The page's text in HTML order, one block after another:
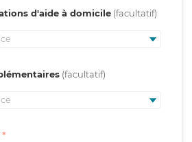
d'aide à domicile